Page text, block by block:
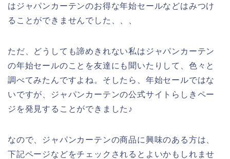
はジャパンカーテンのお得な年始セールなどはみつけ
ることができませんでした、、、
ただ、どうしても諦めきれない私はジャパンカーテン
の年始セールのことを友達にも聞いたりして、色々と
調べてみたんですよね。そしたら、年始セールではな
いですが、ジャパンカーテンの公式サイトらしきペー
ジを発見することができました♪
なので、ジャパンカーテンの商品に興味のある方は、
下記ページなどをチェックされるとよいかもしれませ